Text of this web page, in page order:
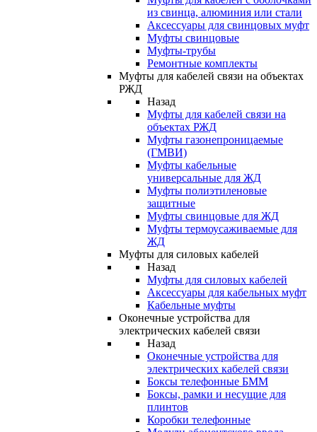
из свинца, алюминия или стали
Аксессуары для свинцовых муфт
Муфты свинцовые
Муфты-трубы
Ремонтные комплекты
Муфты для кабелей связи на объектах
РЖД
Назад
Муфты для кабелей связи на
объектах РЖД
Муфты газонепроницаемые
(ГМВИ)
Муфты кабельные
универсальные для ЖД
Муфты полиэтиленовые
защитные
Муфты свинцовые для ЖД
Муфты термоусаживаемые для
ЖД
Муфты для силовых кабелей
Назад
Муфты для силовых кабелей
Аксессуары для кабельных муфт
Кабельные муфты
Оконечные устройства для
электрических кабелей связи
Назад
Оконечные устройства для
электрических кабелей связи
Боксы телефонные БММ
Боксы, рамки и несущие для
плинтов
Коробки телефонные